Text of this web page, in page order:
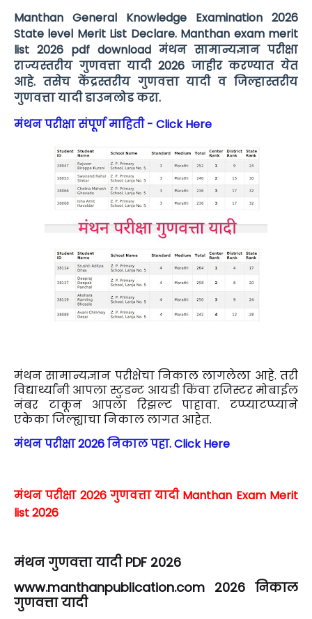
Manthan General Knowledge Examination 2026
State level Merit List Declare. Manthan exam merit
list 2026 pdf download मंथन सामान्यज्ञान परीक्षा
राज्यस्तरीय गुणवत्ता यादी 2026 जाहीर करण्यात येत
आहे. तसेच केंद्रस्तरीय गुणवत्ता यादी व जिल्हास्तरीय
गुणवत्ता यादी डाउनलोड करा.
मंथन परीक्षा संपूर्ण माहिती - Click Here
मंथन सामान्यज्ञान परीक्षेचा निकाल लागलेला आहे. तरी
विद्यार्थ्यांनी आपला स्टुडन्ट आयडी किंवा रजिस्टर मोबाईल
नंबर टाकून आपला रिझल्ट पाहावा. टप्प्याटप्प्याने
एकेका जिल्ह्याचा निकाल लागत आहेत.
मंथन परीक्षा 2026 निकाल पहा. Click Here
मंथन परीक्षा 2026 गुणवत्ता यादी Manthan Exam Merit
list 2026
मंथन गुणवत्ता यादी PDF 2026
www.manthanpublication.com 2026 निकाल
गुणवत्ता यादी